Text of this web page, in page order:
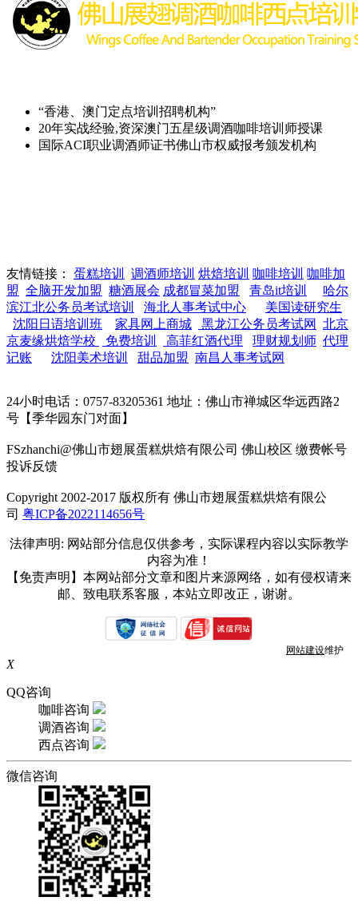
“香港、澳门定点培训招聘机构”
20年实战经验,资深澳门五星级调酒咖啡培训师授课
国际ACI职业调酒师证书佛山市权威报考颁发机构
友情链接： 蛋糕培训 调酒师培训 烘焙培训 咖啡培训 咖啡加
盟 全脑开发加盟 糖酒展会 成都冒菜加盟 青岛it培训
哈尔
滨江北公务员考试培训
海北人事考试中心
美国读研究生
沈阳日语培训班
家具网上商城 黑龙江公务员考试网
北京
京麦缘烘焙学校
免费培训 高菲红酒代理 理财规划师 代理
记账
沈阳美术培训 甜品加盟 南昌人事考试网
24小时电话：0757-83205361 地址：佛山市禅城区华远西路2
号【季华园东门对面】
FSzhanchi@佛山市翅展蛋糕烘焙有限公司 佛山校区 缴费帐号
投诉反馈
Copyright 2002-2017 版权所有 佛山市翅展蛋糕烘焙有限公
司 粤ICP备2022114656号
法律声明: 网站部分信息仅供参考，实际课程内容以实际教学
内容为准！
【免责声明】本网站部分文章和图片来源网络，如有侵权请来
邮、致电联系客服，本站立即改正，谢谢。
网站建设维护
X
QQ咨询
咖啡咨询
调酒咨询
西点咨询
微信咨询